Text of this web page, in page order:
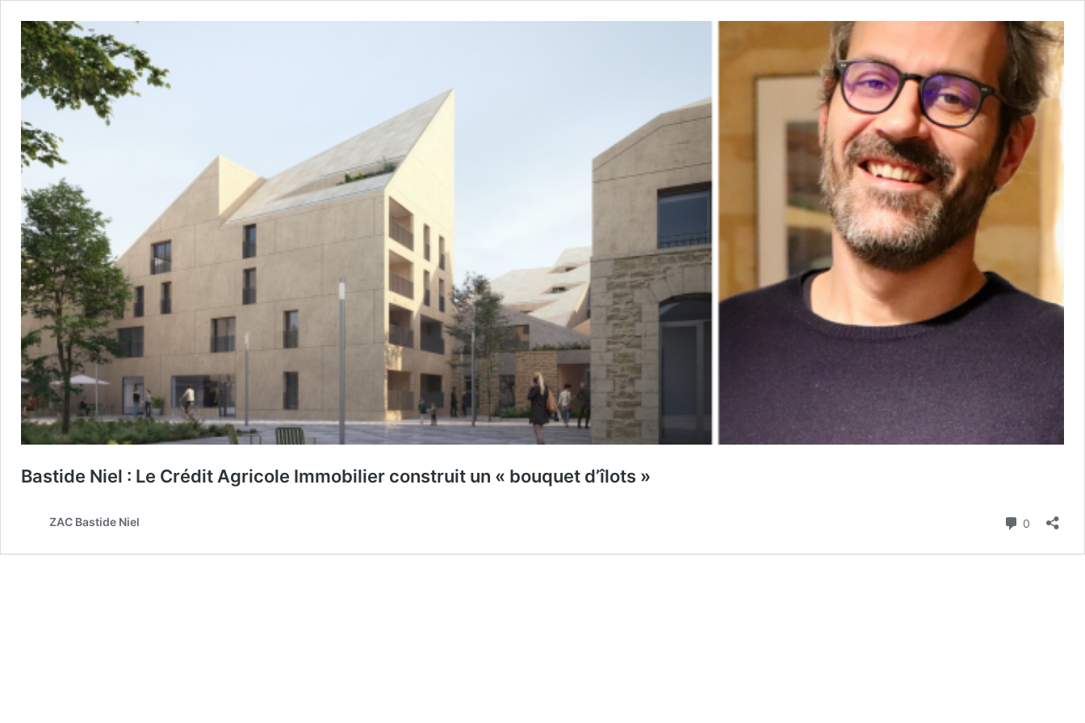
Bastide Niel : Le Crédit Agricole Immobilier construit un « bouquet d’îlots »
ZAC Bastide Niel 0